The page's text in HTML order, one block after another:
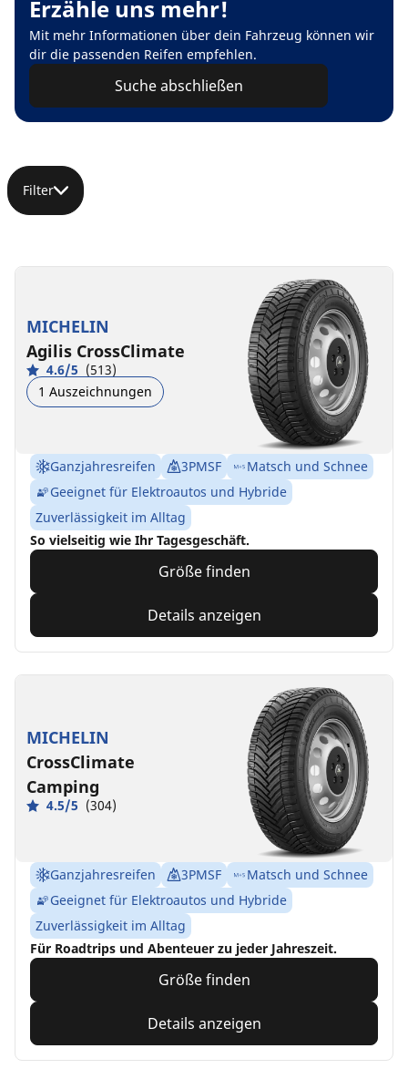
Erzähle uns mehr!
Mit mehr Informationen über dein Fahrzeug können wir
dir die passenden Reifen empfehlen.
Suche abschließen
Filter
MICHELIN
Agilis CrossClimate
4.6/5 (513)
1 Auszeichnungen
Ganzjahresreifen 3PMSF
Matsch und Schnee
Geeignet für Elektroautos und Hybride
Zuverlässigkeit im Alltag
So vielseitig wie Ihr Tagesgeschäft.
Größe finden
Details anzeigen
MICHELIN
CrossClimate
Camping
4.5/5 (304)
Ganzjahresreifen 3PMSF
Matsch und Schnee
Geeignet für Elektroautos und Hybride
Zuverlässigkeit im Alltag
Für Roadtrips und Abenteuer zu jeder Jahreszeit.
Größe finden
Details anzeigen